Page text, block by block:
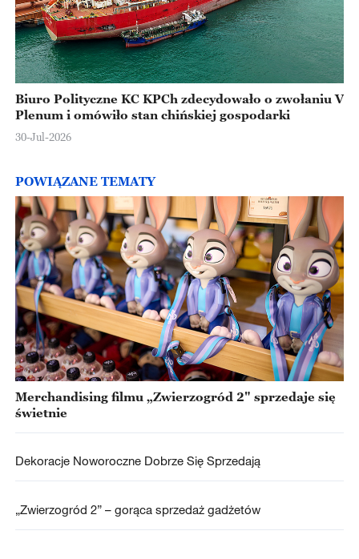
Biuro Polityczne KC KPCh zdecydowało o zwołaniu V
Plenum i omówiło stan chińskiej gospodarki
30-Jul-2026
POWIĄZANE TEMATY
Merchandising filmu „Zwierzogród 2" sprzedaje się
świetnie
Dekoracje Noworoczne Dobrze Się Sprzedają
„Zwierzogród 2” – gorąca sprzedaż gadżetów